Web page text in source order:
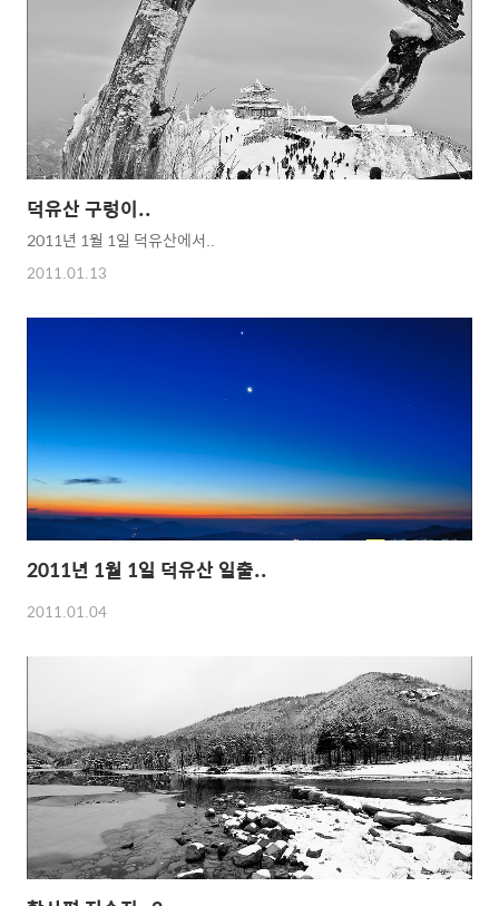
덕유산 구렁이..
2011년 1월 1일 덕유산에서..
2011.01.13
2011년 1월 1일 덕유산 일출..
2011.01.04